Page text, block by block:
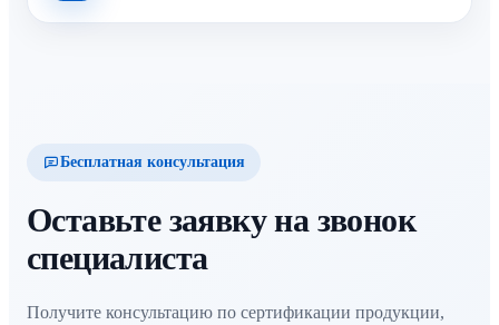
Бесплатная консультация
Оставьте заявку на звонок
специалиста
Получите консультацию по сертификации продукции,